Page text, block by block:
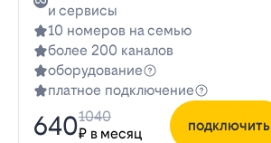
и сервисы
10 номеров на семью
более 200 каналов
оборудование
платное подключение
640₽ в месяц
1040
подключить